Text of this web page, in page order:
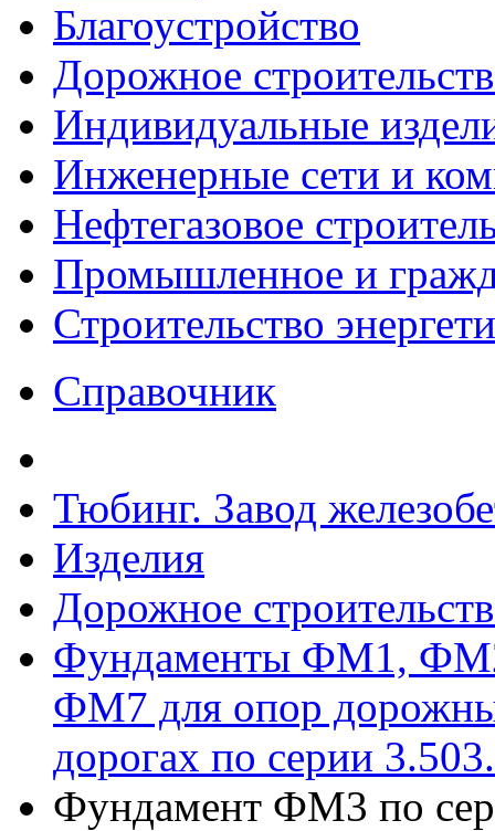
Благоустройство
Дорожное
Индивидуальные
Инженерные сети и
Нефтегазовое
Промышленное и
Строительство
Справочник
Тюбинг. Завод
Изделия
Дорожное
Фундаменты ФМ1,
ФМ7 для опор
дорогах по серии
Фундамент ФМ3 по